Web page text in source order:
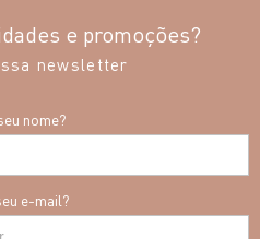
e promoções?
newsletter
nome?
e-mail?